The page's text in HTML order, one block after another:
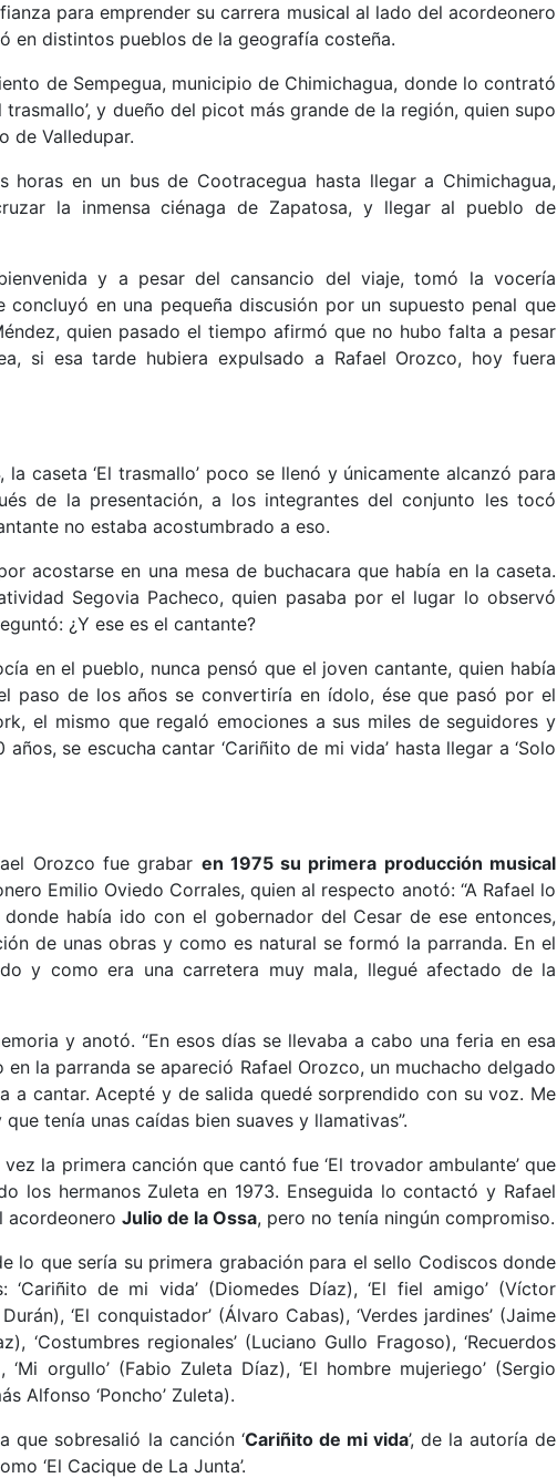
para emprender su carrera musical al lado del acordeonero
en distintos pueblos de la geografía costeña.
de Sempegua, municipio de Chimichagua, donde lo contrató
y dueño del picot más grande de la región, quien supo
de Valledupar.
en un bus de Cootracegua hasta llegar a Chimichagua,
la inmensa ciénaga de Zapatosa, y llegar al pueblo de
y a pesar del cansancio del viaje, tomó la vocería
en una pequeña discusión por un supuesto penal que
quien pasado el tiempo afirmó que no hubo falta a pesar
si esa tarde hubiera expulsado a Rafael Orozco, hoy fuera
caseta ‘El trasmallo’ poco se llenó y únicamente alcanzó para
de la presentación, a los integrantes del conjunto les tocó
no estaba acostumbrado a eso.
acostarse en una mesa de buchacara que había en la caseta.
Segovia Pacheco, quien pasaba por el lugar lo observó
¿Y ese es el cantante?
en el pueblo, nunca pensó que el joven cantante, quien había
paso de los años se convertiría en ídolo, ése que pasó por el
el mismo que regaló emociones a sus miles de seguidores y
se escucha cantar ‘Cariñito de mi vida’ hasta llegar a ‘Solo
Orozco fue grabar en 1975 su primera producción musical
Emilio Oviedo Corrales, quien al respecto anotó: “A Rafael lo
había ido con el gobernador del Cesar de ese entonces,
de unas obras y como es natural se formó la parranda. En el
y como era una carretera muy mala, llegué afectado de la
y anotó. “En esos días se llevaba a cabo una feria en esa
la parranda se apareció Rafael Orozco, un muchacho delgado
a cantar. Acepté y de salida quedé sorprendido con su voz. Me
tenía unas caídas bien suaves y llamativas”.
la primera canción que cantó fue ‘El trovador ambulante’ que
los hermanos Zuleta en 1973. Enseguida lo contactó y Rafael
acordeonero Julio de la Ossa, pero no tenía ningún compromiso.
lo que sería su primera grabación para el sello Codiscos donde
‘Cariñito de mi vida’ (Diomedes Díaz), ‘El fiel amigo’ (Víctor
‘El conquistador’ (Álvaro Cabas), ‘Verdes jardines’ (Jaime
‘Costumbres regionales’ (Luciano Gullo Fragoso), ‘Recuerdos
orgullo’ (Fabio Zuleta Díaz), ‘El hombre mujeriego’ (Sergio
Alfonso ‘Poncho’ Zuleta).
que sobresalió la canción ‘Cariñito de mi vida’, de la autoría de
‘El Cacique de La Junta’.